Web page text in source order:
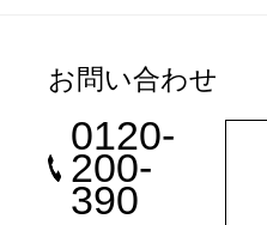
お問い合わせ
0120-
200-
390